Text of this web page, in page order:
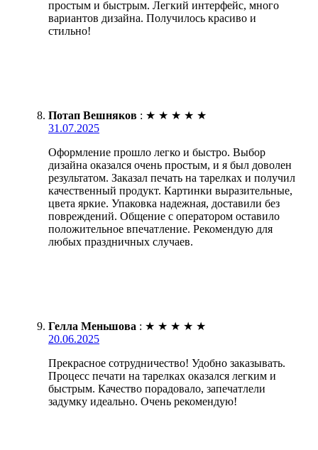
простым и быстрым. Легкий интерфейс, много
вариантов дизайна. Получилось красиво и
стильно!
Потап Вешняков : ★ ★ ★ ★ ★
31.07.2025
Оформление прошло легко и быстро. Выбор
дизайна оказался очень простым, и я был доволен
результатом. Заказал печать на тарелках и получил
качественный продукт. Картинки выразительные,
цвета яркие. Упаковка надежная, доставили без
повреждений. Общение с оператором оставило
положительное впечатление. Рекомендую для
любых праздничных случаев.
Гелла Меньшова : ★ ★ ★ ★ ★
20.06.2025
Прекрасное сотрудничество! Удобно заказывать.
Процесс печати на тарелках оказался легким и
быстрым. Качество порадовало, запечатлели
задумку идеально. Очень рекомендую!